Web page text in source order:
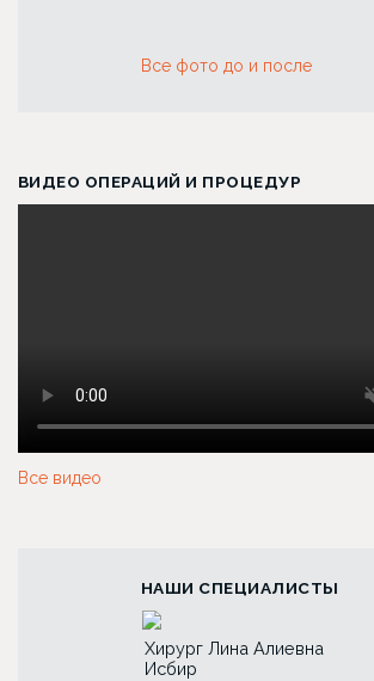
Все фото до и после
ВИДЕО ОПЕРАЦИЙ И ПРОЦЕДУР
Все видео
НАШИ СПЕЦИАЛИСТЫ
Хирург Лина Алиевна
Исбир